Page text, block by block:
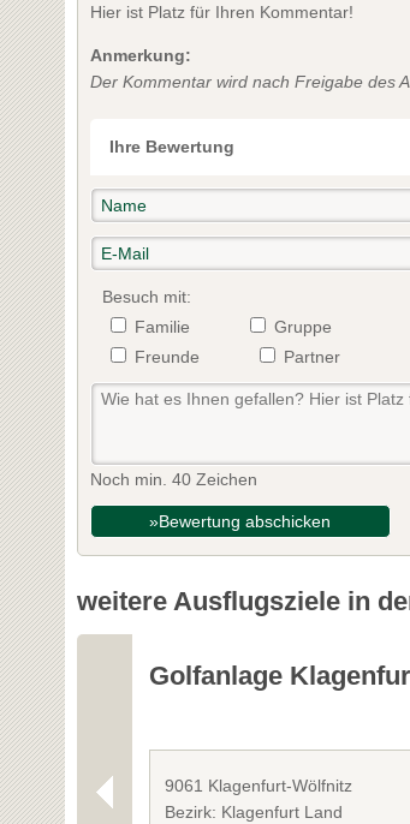
Hier ist Platz für Ihren Kommentar!
Anmerkung:
Der Kommentar wird nach Freigabe des
Ihre Bewertung
Besuch mit:
Familie
Gruppe
Freunde
Partner
Noch min. 40 Zeichen
»Bewertung abschicken
weitere Ausflugsziele in
Golfanlage
9061 Klagenfurt-Wölfnitz
Bezirk: Klagenfurt Land